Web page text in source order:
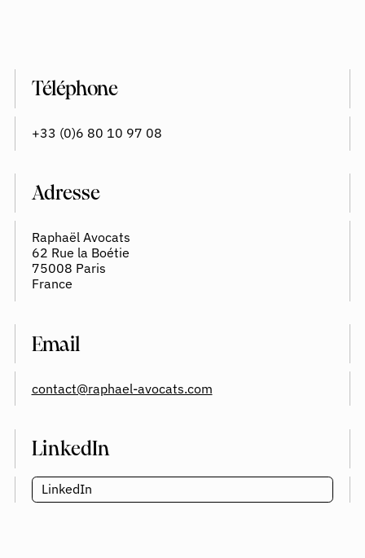
Téléphone
+33 (0)6 80 10 97 08
Adresse
Raphaël Avocats
62 Rue la Boétie
75008 Paris
France
Email
contact@raphael-avocats.com
LinkedIn
LinkedIn